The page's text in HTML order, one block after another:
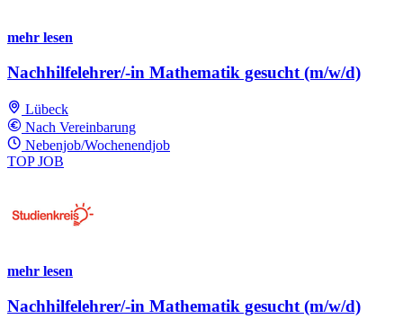
mehr lesen
Nachhilfelehrer/-in Mathematik gesucht (m/w/d)
Lübeck
Nach Vereinbarung
Nebenjob/Wochenendjob
TOP JOB
mehr lesen
Nachhilfelehrer/-in Mathematik gesucht (m/w/d)